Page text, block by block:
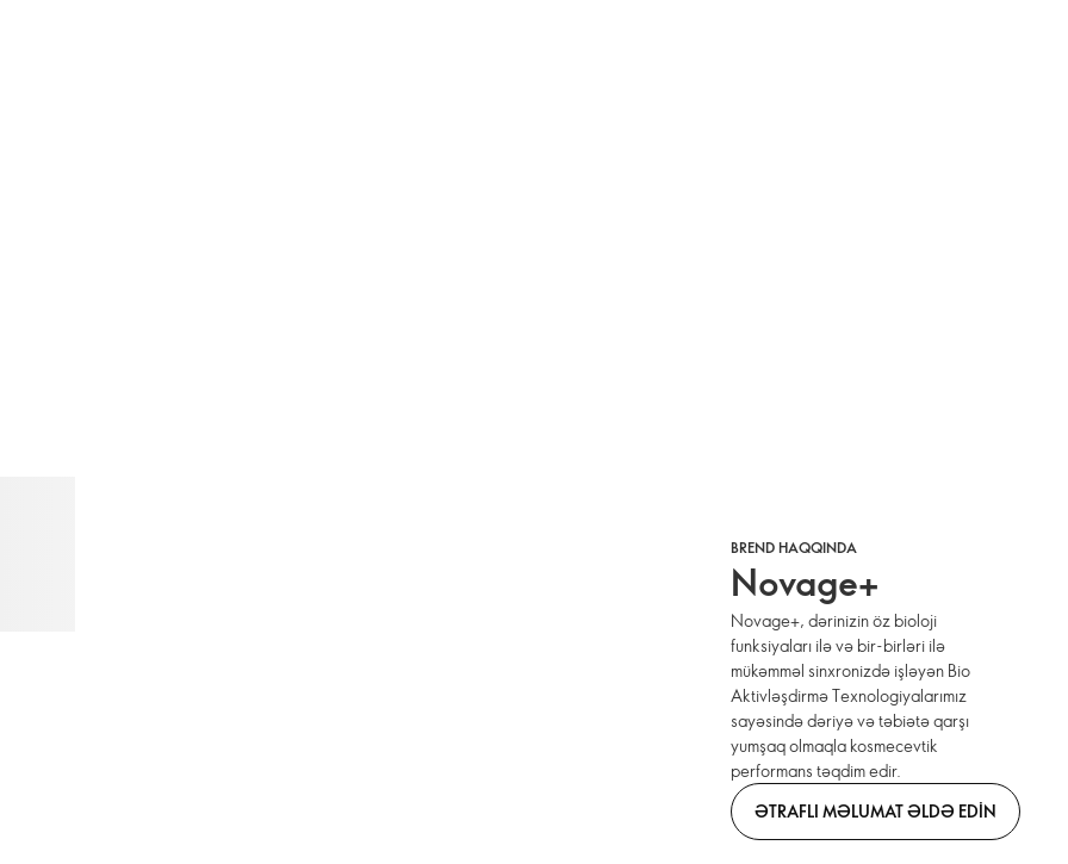
BREND HAQQINDA
Novage+
Novage+, dərinizin öz bioloji
funksiyaları ilə və bir-birləri ilə
mükəmməl sinxronizdə işləyən Bio
Aktivləşdirmə Texnologiyalarımız
sayəsində dəriyə və təbiətə qarşı
yumşaq olmaqla kosmecevtik
performans təqdim edir.
ƏTRAFLI MƏLUMAT ƏLDƏ EDIN